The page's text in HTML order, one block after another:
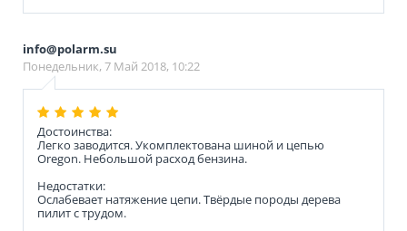
info@polarm.su
Понедельник, 7 Май 2018, 10:22
Достоинства:
Легко заводится. Укомплектована шиной и цепью
Oregon. Небольшой расход бензина.
Недостатки:
Ослабевает натяжение цепи. Твёрдые породы дерева
пилит с трудом.